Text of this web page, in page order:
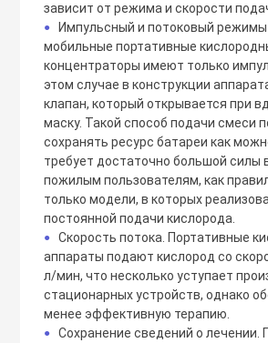
зависит от режима и скорости
●
Импульсный и потоковый
мобильные портативные
концентраторы имеют только
этом случае в конструкции
клапан, который открывается при
маску. Такой способ подачи смеси
сохранять ресурс батареи как
требует достаточно большой силы
пожилым пользователям, как
только модели, в которых
постоянной подачи кислорода.
●Скорость потока. Портативные
аппараты подают кислород со
л/мин, что несколько уступает
стационарных устройств, однако
менее эффективную терапию.
●Сохранение сведений о лечении.